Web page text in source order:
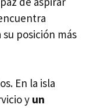
posición más
En la isla
y un